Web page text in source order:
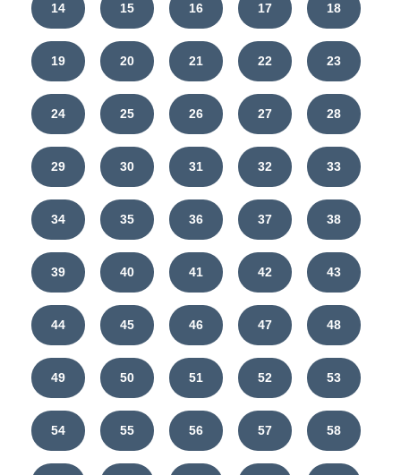
14 15 16 17 18
19 20 21 22 23
24 25 26 27 28
29 30 31 32 33
34 35 36 37 38
39 40 41 42 43
44 45 46 47 48
49 50 51 52 53
54 55 56 57 58